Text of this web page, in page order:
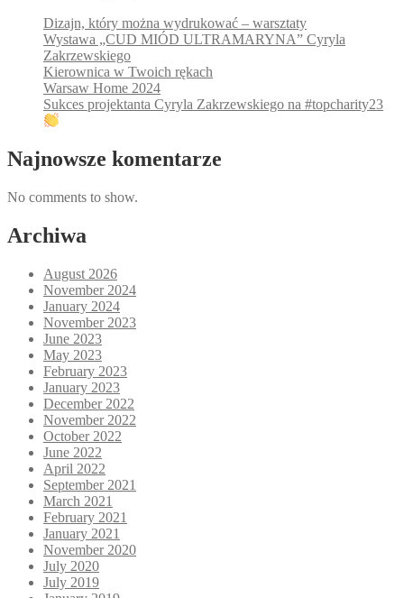
Dizajn, który można wydrukować – warsztaty
Wystawa „CUD MIÓD ULTRAMARYNA” Cyryla
Zakrzewskiego
Kierownica w Twoich rękach
Warsaw Home 2024
Sukces projektanta Cyryla Zakrzewskiego na #topcharity23
Najnowsze komentarze
No comments to show.
Archiwa
August 2026
November 2024
January 2024
November 2023
June 2023
May 2023
February 2023
January 2023
December 2022
November 2022
October 2022
June 2022
April 2022
September 2021
March 2021
February 2021
January 2021
November 2020
July 2020
July 2019